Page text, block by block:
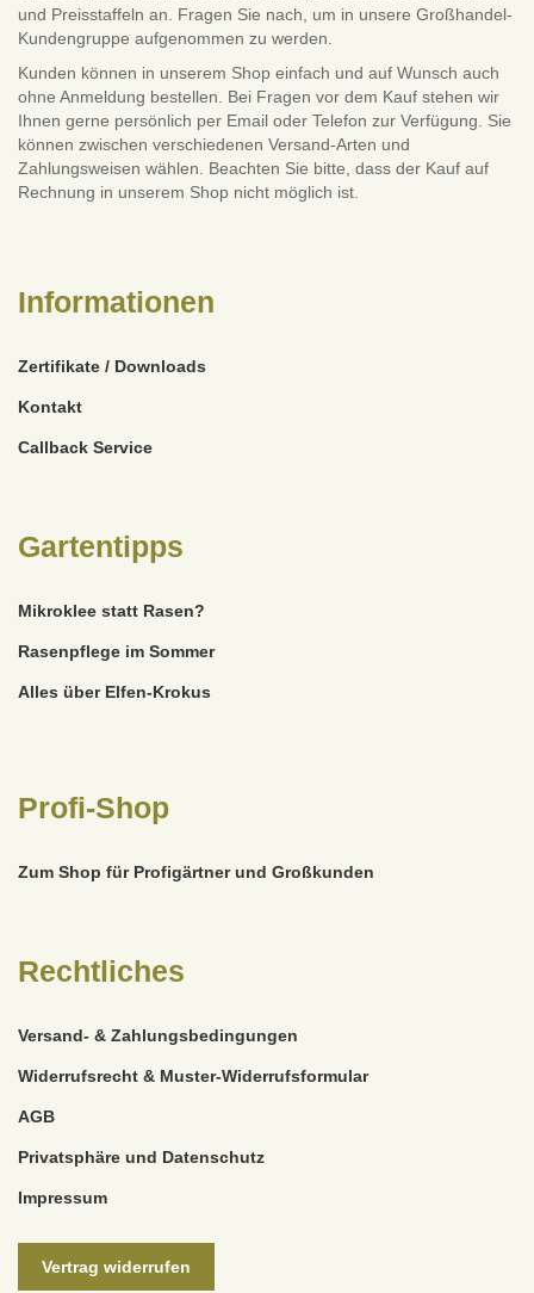
und Preisstaffeln an. Fragen Sie nach, um in unsere Großhandel-
Kundengruppe aufgenommen zu werden.
Kunden können in unserem Shop einfach und auf Wunsch auch
ohne Anmeldung bestellen. Bei Fragen vor dem Kauf stehen wir
Ihnen gerne persönlich per Email oder Telefon zur Verfügung. Sie
können zwischen verschiedenen Versand-Arten und
Zahlungsweisen wählen. Beachten Sie bitte, dass der Kauf auf
Rechnung in unserem Shop nicht möglich ist.
Informationen
Zertifikate / Downloads
Kontakt
Callback Service
Gartentipps
Mikroklee statt Rasen?
Rasenpflege im Sommer
Alles über Elfen-Krokus
Profi-Shop
Zum Shop für Profigärtner und Großkunden
Rechtliches
Versand- & Zahlungsbedingungen
Widerrufsrecht & Muster-Widerrufsformular
AGB
Privatsphäre und Datenschutz
Impressum
Vertrag widerrufen